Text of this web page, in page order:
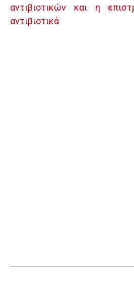
αντιβιοτικών και η
αντιβιοτικά